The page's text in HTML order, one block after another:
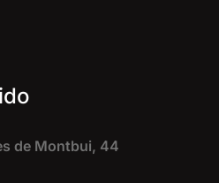
de Montbui, 44